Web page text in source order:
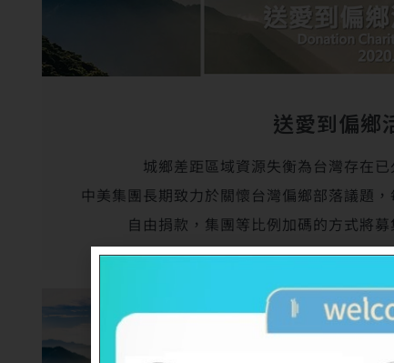
送愛到偏鄉
城鄉差距區域資源失衡為台灣存在
中美集團長期致力於關懷台灣偏鄉部落議題
自由捐款，集團等比例加碼的方式將